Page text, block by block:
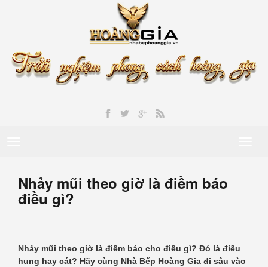
Nhảy mũi theo giờ là điềm báo
điều gì?
Nhảy mũi theo giờ là điềm báo cho điều gì? Đó là điều
hung hay cát? Hãy cùng Nhà Bếp Hoàng Gia đi sâu vào